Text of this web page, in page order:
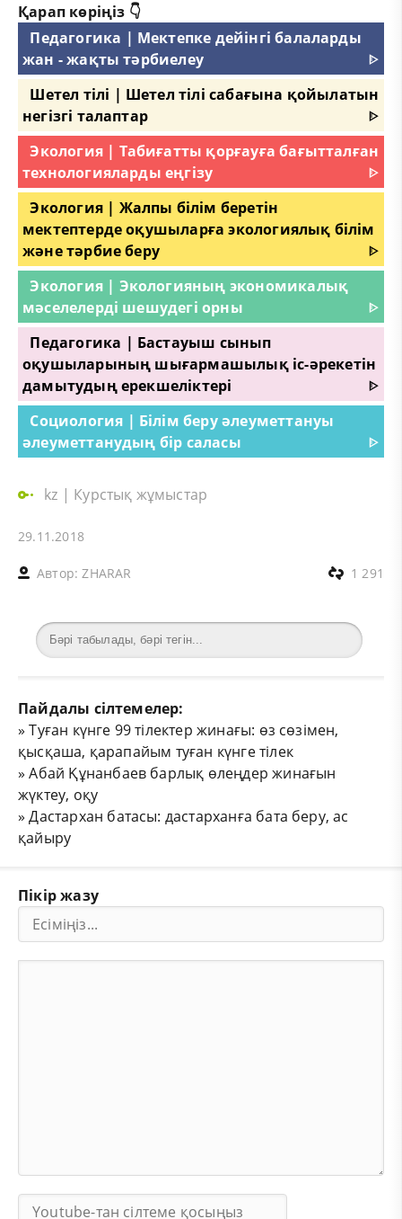
Қарап көріңіз 👇
Педагогика | Мектепке дейінгі балаларды
жан - жақты тәрбиелеу
ᐈ
Шетел тілі | Шетел тілі сабағына қойылатын
негізгі талаптар
ᐈ
Экология | Табиғатты қорғауға бағытталған
технологияларды еңгізу
ᐈ
Экология | Жалпы білім беретін
мектептерде оқушыларға экологиялық білім
және тәрбие беру
ᐈ
Экология | Экологияның экономикалық
мәселелерді шешудегі орны
ᐈ
Педагогика | Бастауыш сынып
оқушыларының шығармашылық іс-әрекетін
дамытудың ерекшеліктері
ᐈ
Социология | Білім беру әлеуметтануы
әлеуметтанудың бір саласы
ᐈ
kz | Курстық жұмыстар
29.11.2018
Автор:ZHARAR 1 291
Пайдалы сілтемелер:
»Туған күнге 99 тілектер жинағы: өз сөзімен,
қысқаша, қарапайым туған күнге тілек
»Абай Құнанбаев барлық өлеңдер жинағын
жүктеу, оқу
»Дастархан батасы: дастарханға бата беру, ас
қайыру
Пікір жазу